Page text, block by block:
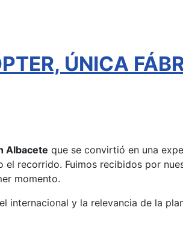
ÚNICA
Albacete que se convirtió en una
recorrido. Fuimos recibidos por
momento.
internacional y la relevancia de la